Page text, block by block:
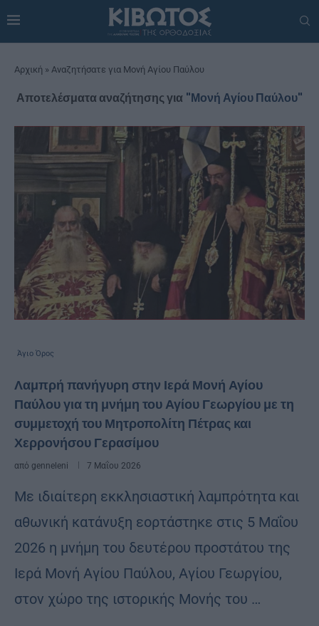
Αρχική » Αναζητήσατε για Μονή Αγίου Παύλου
Αποτελέσματα αναζήτησης για "Μονή Αγίου Παύλου"
Άγιο Όρος
Λαμπρή πανήγυρη στην Ιερά Μονή Αγίου
Παύλου για τη μνήμη του Αγίου Γεωργίου με τη
συμμετοχή του Μητροπολίτη Πέτρας και
Χερρονήσου Γερασίμου
από genneleni 7 Μαΐου 2026
Με ιδιαίτερη εκκλησιαστική λαμπρότητα και
αθωνική κατάνυξη εορτάστηκε στις 5 Μαΐου
2026 η μνήμη του δευτέρου προστάτου της
Ιερά Μονή Αγίου Παύλου, Αγίου Γεωργίου,
στον χώρο της ιστορικής Μονής του …